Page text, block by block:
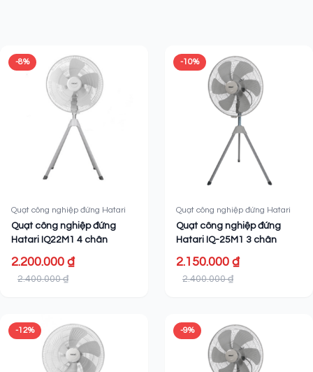
-8%
Quạt công nghiệp đứng Hatari
Quạt công nghiệp đứng
Hatari IQ22M1 4 chân
2.200.000 ₫
2.400.000 ₫
-10%
Quạt công nghiệp đứng Hatari
Quạt công nghiệp đứng
Hatari IQ-25M1 3 chân
2.150.000 ₫
2.400.000 ₫
-12% -9%